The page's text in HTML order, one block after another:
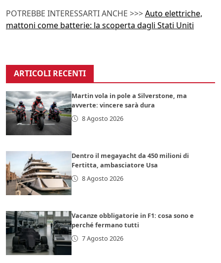
POTREBBE INTERESSARTI ANCHE >>>Auto elettriche,
mattoni come batterie: la scoperta dagli Stati Uniti
ARTICOLI RECENTI
Martin vola in pole a Silverstone, ma
avverte: vincere sarà dura
8 Agosto 2026
Dentro il megayacht da 450 milioni di
Fertitta, ambasciatore Usa
8 Agosto 2026
Vacanze obbligatorie in F1: cosa sono e
perché fermano tutti
7 Agosto 2026